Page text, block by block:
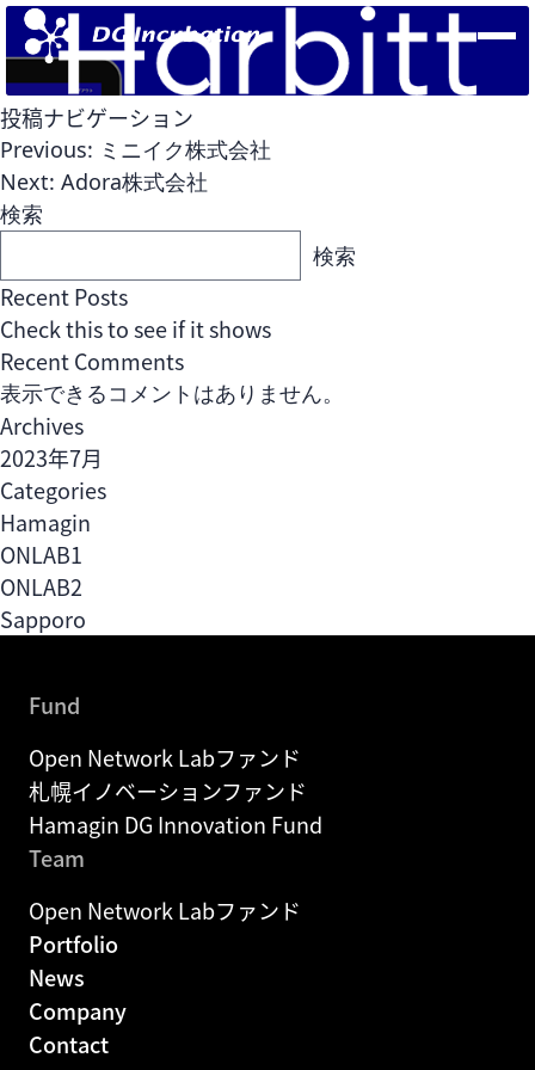
Network Labファンド
幌イノベーションファンド
EN
投稿ナビゲーション
Previous: ミニイク株式会社
Next: Adora株式会社
検索
検索
Recent Posts
Check this to see if it shows
Recent Comments
表示できるコメントはありません。
Archives
2023年7月
Categories
Hamagin
ONLAB1
ONLAB2
Sapporo
Fund
Open Network Labファンド
札幌イノベーションファンド
Hamagin DG Innovation Fund
Team
Open Network Labファンド
Portfolio
News
Company
Contact